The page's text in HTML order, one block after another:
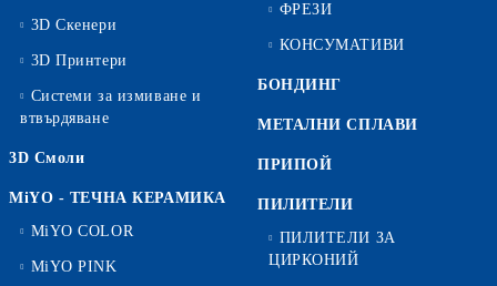
3D Скенери
3D Принтери
Системи за измиване и
втвърдяване
3D Смоли
MiYO - ТЕЧНА КЕРАМИКА
MiYO COLOR
MiYO PINK
ФРЕЗИ
КОНСУМАТИВИ
БОНДИНГ
МЕТАЛНИ СПЛАВИ
ПРИПОЙ
ПИЛИТЕЛИ
ПИЛИТЕЛИ ЗА
ЦИРКОНИЙ